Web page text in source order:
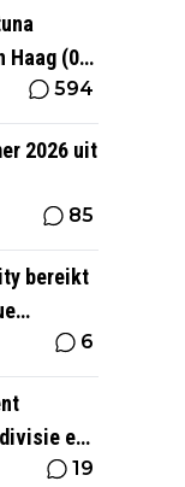
Haag (0-
594
2026 uit
85
bereikt
6
en
19